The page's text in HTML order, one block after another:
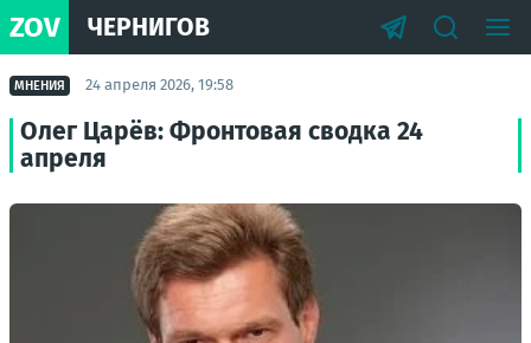
ZOV ЧЕРНИГОВ
МНЕНИЯ 24 апреля 2026, 19:58
Олег Царёв: Фронтовая сводка 24
апреля